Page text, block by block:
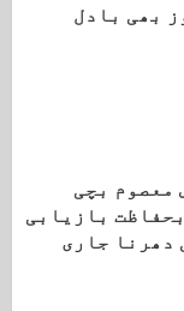
بھی بادل
معصوم بچی
بازیابی
دھرنا جاری